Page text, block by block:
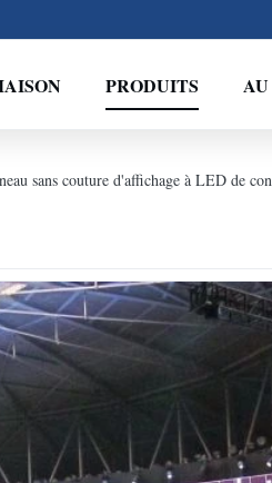
PRODUITS
sans couture d'affichage à LED de